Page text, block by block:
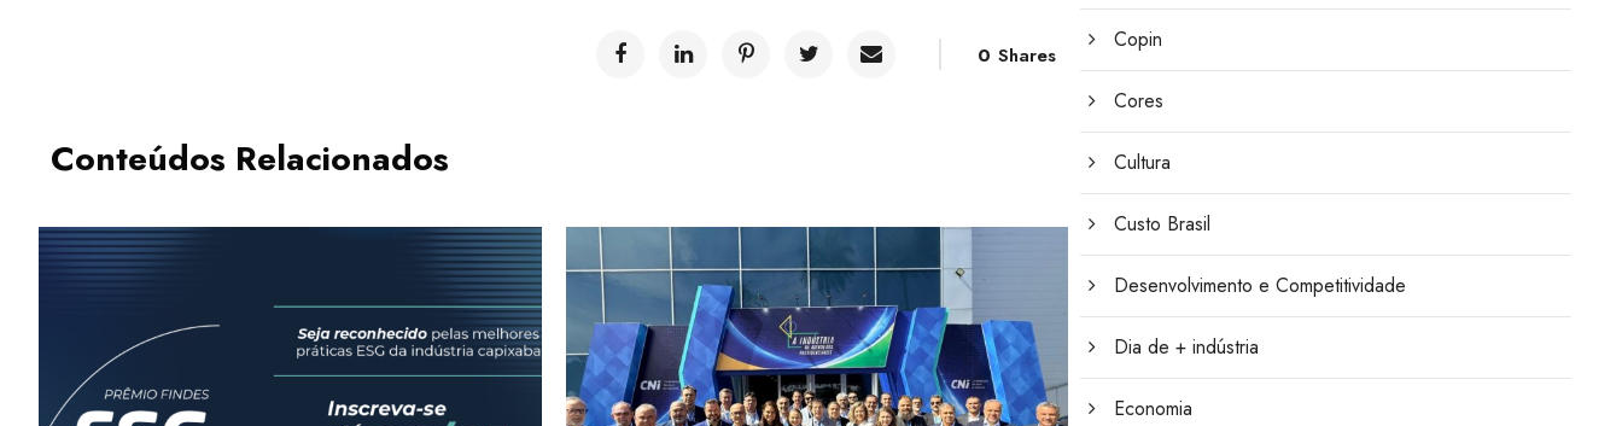
0 Shares
Conteúdos Relacionados
Copin
Cores
Cultura
Custo Brasil
Desenvolvimento e Competitividade
Dia de + indústria
Economia